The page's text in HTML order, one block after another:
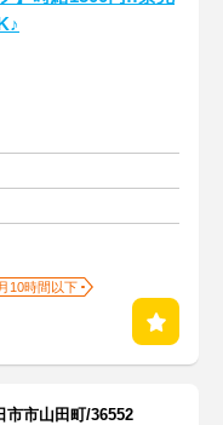
10時間以下
市山田町/36552